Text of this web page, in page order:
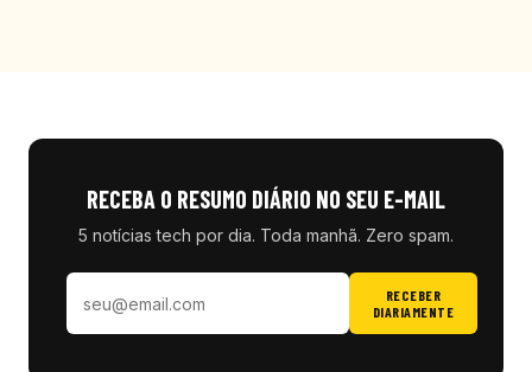
RECEBA O RESUMO DIÁRIO NO SEU E-MAIL
5 notícias tech por dia. Toda manhã. Zero spam.
RECEBER
DIARIAMENTE